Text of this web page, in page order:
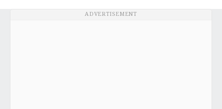
ADVERTISEMENT